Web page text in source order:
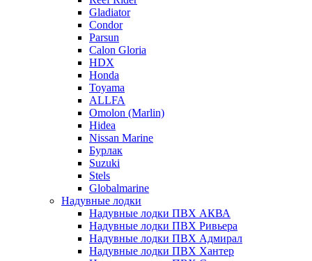
Gladiator
Condor
Parsun
Calon Gloria
HDX
Honda
Toyama
ALLFA
Omolon (Marlin)
Hidea
Nissan Marine
Бурлак
Suzuki
Stels
Globalmarine
Надувные лодки
Надувные лодки ПВХ АКВА
Надувные лодки ПВХ Ривьера
Надувные лодки ПВХ Адмирал
Надувные лодки ПВХ Хантер